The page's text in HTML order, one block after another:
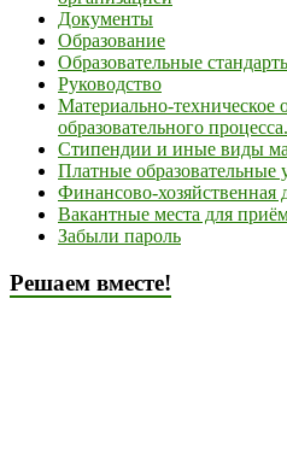
Документы
Образование
Образовательные
Руководство
Материально-техническое
образовательного
Стипендии и иные виды
Платные образовательные
Финансово-хозяйственная
Вакантные места для
Забыли пароль
Решаем вместе!